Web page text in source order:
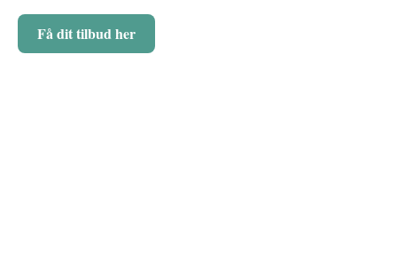
Få dit tilbud her